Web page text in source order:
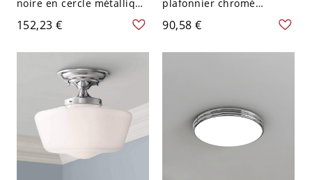
noire en cercle métallique
avec abat-jour en
acrylique blanc pour
décor moderne - Chrome
110 V-120 V 40,64 cm
152,23 €
plafonnier chromé
élégant en forme de
tambour, vert, 110V-120V
90,58 €